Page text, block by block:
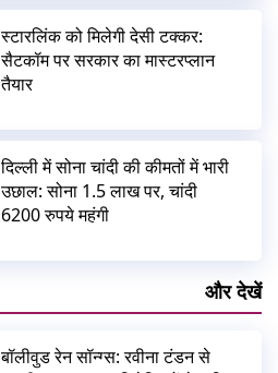
स्टारलिंक को मिलेगी देसी टक्कर:
सैटकॉम पर सरकार का मास्टरप्लान
तैयार
दिल्ली में सोना चांदी की कीमतों में भारी
उछाल: सोना 1.5 लाख पर, चांदी
6200 रुपये महंगी
और देखें
बॉलीवुड रेन सॉन्ग्स: रवीना टंडन से